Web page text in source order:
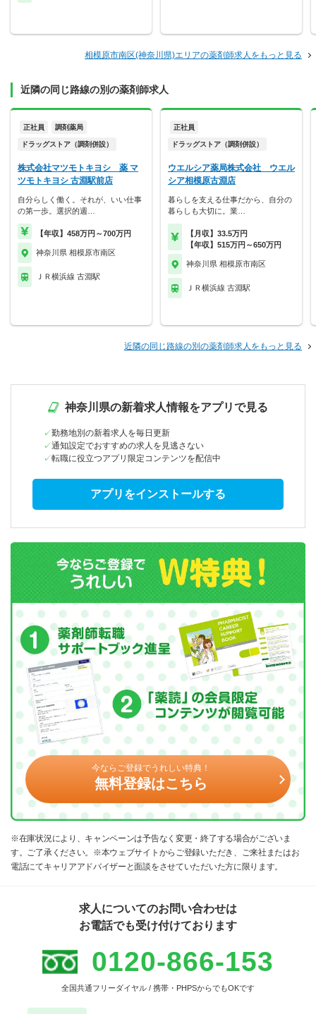
相模原市南区(神奈川県)エリアの薬剤師求人をもっと見る
近隣の同じ路線の別の薬剤師求人
正社員 調剤薬局
ドラッグストア（調剤併設）
株式会社マツモトキヨシ 薬 マ
ツモトキヨシ 古淵駅前店
自分らしく働く。それが、いい仕事
の第一歩。選択的週…
【年収】458万円～700万円
神奈川県 相模原市南区
ＪＲ横浜線 古淵駅
正社員
ドラッグストア（調剤併設）
ウエルシア薬局株式会社 ウエル
シア相模原古淵店
暮らしを支える仕事だから、自分の
暮らしも大切に。業…
【月収】33.5万円
【年収】515万円～650万円
神奈川県 相模原市南区
ＪＲ横浜線 古淵駅
近隣の同じ路線の別の薬剤師求人をもっと見る
神奈川県の新着求人情報をアプリで見る
勤務地別の新着求人を毎日更新
通知設定でおすすめの求人を見逃さない
転職に役立つアプリ限定コンテンツを配信中
アプリをインストールする
今ならご登録でうれしい特典！
無料登録はこちら
※在庫状況により、キャンペーンは予告なく変更・終了する場合がございま
す。ご了承ください。※本ウェブサイトからご登録いただき、ご来社またはお
電話にてキャリアアドバイザーと面談をさせていただいた方に限ります。
求人についてのお問い合わせは
お電話でも受け付けております
0120-866-153
全国共通フリーダイヤル / 携帯・PHPSからでもOKです